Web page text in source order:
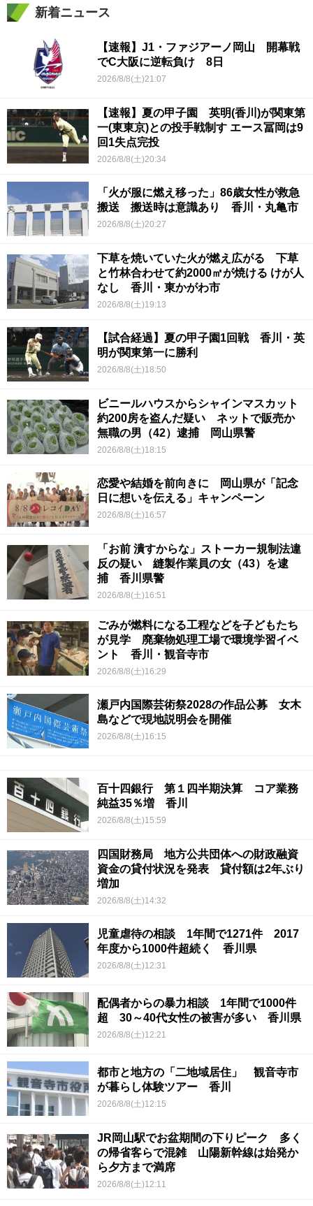
新着ニュース
【速報】J1・ファジアーノ岡山 開幕戦
でC大阪に逆転負け 8日
2026/8/8(土)21:07
【速報】夏の甲子園 英明(香川)が関東第
一(東東京)との投手戦制す エース冨岡は9
回1失点完投
2026/8/8(土)20:34
「火が服に燃え移った」86歳女性が救急
搬送 搬送時は意識あり 香川・丸亀市
2026/8/8(土)20:27
下草を焼いていた火が燃え広がる 下草
と竹林合わせて約2000㎡が焼ける けが人
なし 香川・東かがわ市
2026/8/8(土)19:13
【試合経過】夏の甲子園1回戦 香川・英
明が関東第一に勝利
2026/8/8(土)18:50
ビニールハウスからシャインマスカット
約200房を盗んだ疑い ネットで販売か
無職の男（42）逮捕 岡山県警
2026/8/8(土)18:15
恋愛や結婚を前向きに 岡山県が「記念
日に想いを伝える」キャンペーン
2026/8/8(土)16:57
「お前 潰すからな」ストーカー規制法違
反の疑い 縫製作業員の女（43）を逮
捕 香川県警
2026/8/8(土)16:51
ごみが燃料になる工程などを子どもたち
が見学 廃棄物処理工場で環境学習イベ
ント 香川・観音寺市
2026/8/8(土)16:29
瀬戸内国際芸術祭2028の作品公募 女木
島などで現地説明会を開催
2026/8/8(土)16:15
百十四銀行 第１四半期決算 コア業務
純益35％増 香川
2026/8/8(土)15:59
四国財務局 地方公共団体への財政融資
資金の貸付状況を発表 貸付額は2年ぶり
増加
2026/8/8(土)14:32
児童虐待の相談 1年間で1271件 2017
年度から1000件超続く 香川県
2026/8/8(土)12:31
配偶者からの暴力相談 1年間で1000件
超 30～40代女性の被害が多い 香川県
2026/8/8(土)12:21
都市と地方の「二地域居住」 観音寺市
が暮らし体験ツアー 香川
2026/8/8(土)12:15
JR岡山駅でお盆期間の下りピーク 多く
の帰省客らで混雑 山陽新幹線は始発か
ら夕方まで満席
2026/8/8(土)12:11